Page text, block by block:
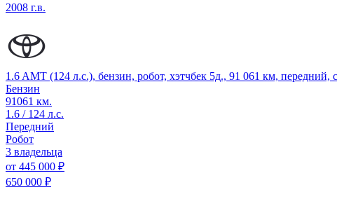
2008 г.в.
1.6 AMT (124 л.с.), бензин, робот, хэтчбек 5д., 91 061 км, передний,
Бензин
91061 км.
1.6 / 124 л.с.
Передний
Робот
3 владельца
от 445 000 ₽
650 000 ₽